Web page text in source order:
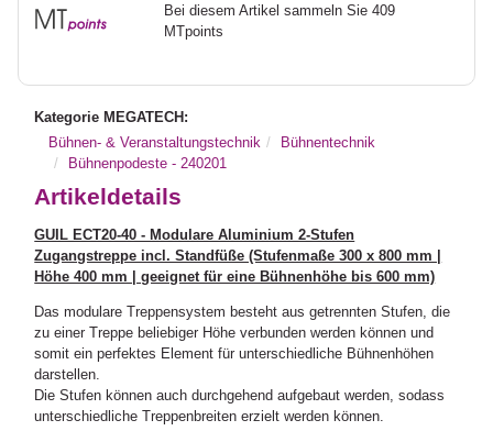
Bei diesem Artikel sammeln Sie 409
MTpoints
Kategorie MEGATECH:
Bühnen- & Veranstaltungstechnik
Bühnentechnik
Bühnenpodeste - 240201
Artikeldetails
GUIL ECT20-40 - Modulare Aluminium 2-Stufen
Zugangstreppe incl. Standfüße (Stufenmaße 300 x 800 mm |
Höhe 400 mm | geeignet für eine Bühnenhöhe bis 600 mm)
Das modulare Treppensystem besteht aus getrennten Stufen, die
zu einer Treppe beliebiger Höhe verbunden werden können und
somit ein perfektes Element für unterschiedliche Bühnenhöhen
darstellen.
Die Stufen können auch durchgehend aufgebaut werden, sodass
unterschiedliche Treppenbreiten erzielt werden können.